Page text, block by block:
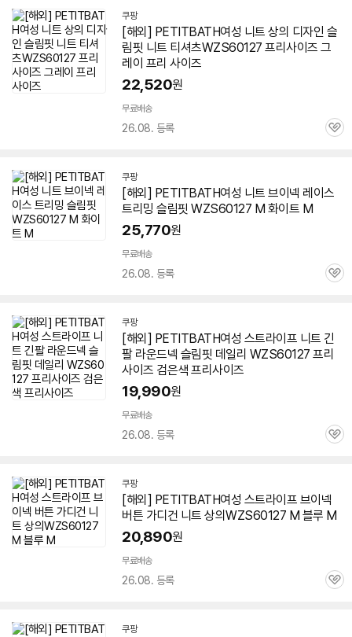
쿠팡
[해외] PETITBATH여성 니트 상의 디자인 슬
림핏 니트 티셔츠WZS60127 프리사이즈 그
레이 프리 사이즈
22,520원
무료배송
26.08. 등록
관
쿠팡
[해외] PETITBATH여성 니트 브이넥 레이스
트리밍 슬림핏 WZS60127 M 화이트 M
25,770원
무료배송
26.08. 등록
관
쿠팡
[해외] PETITBATH여성 스트라이프 니트 긴
팔 라운드넥 슬림핏 데일리 WZS60127 프리
사이즈 검은색 프리사이즈
19,990원
무료배송
26.08. 등록
관
쿠팡
[해외] PETITBATH여성 스트라이프 브이넥
버튼 가디건 니트 상의WZS60127 M 블루 M
20,890원
무료배송
26.08. 등록
관
쿠팡